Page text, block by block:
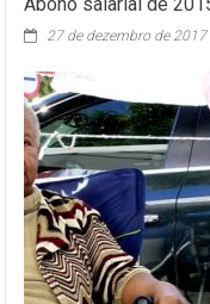
Abono salarial de
27 de dezembro de 2017